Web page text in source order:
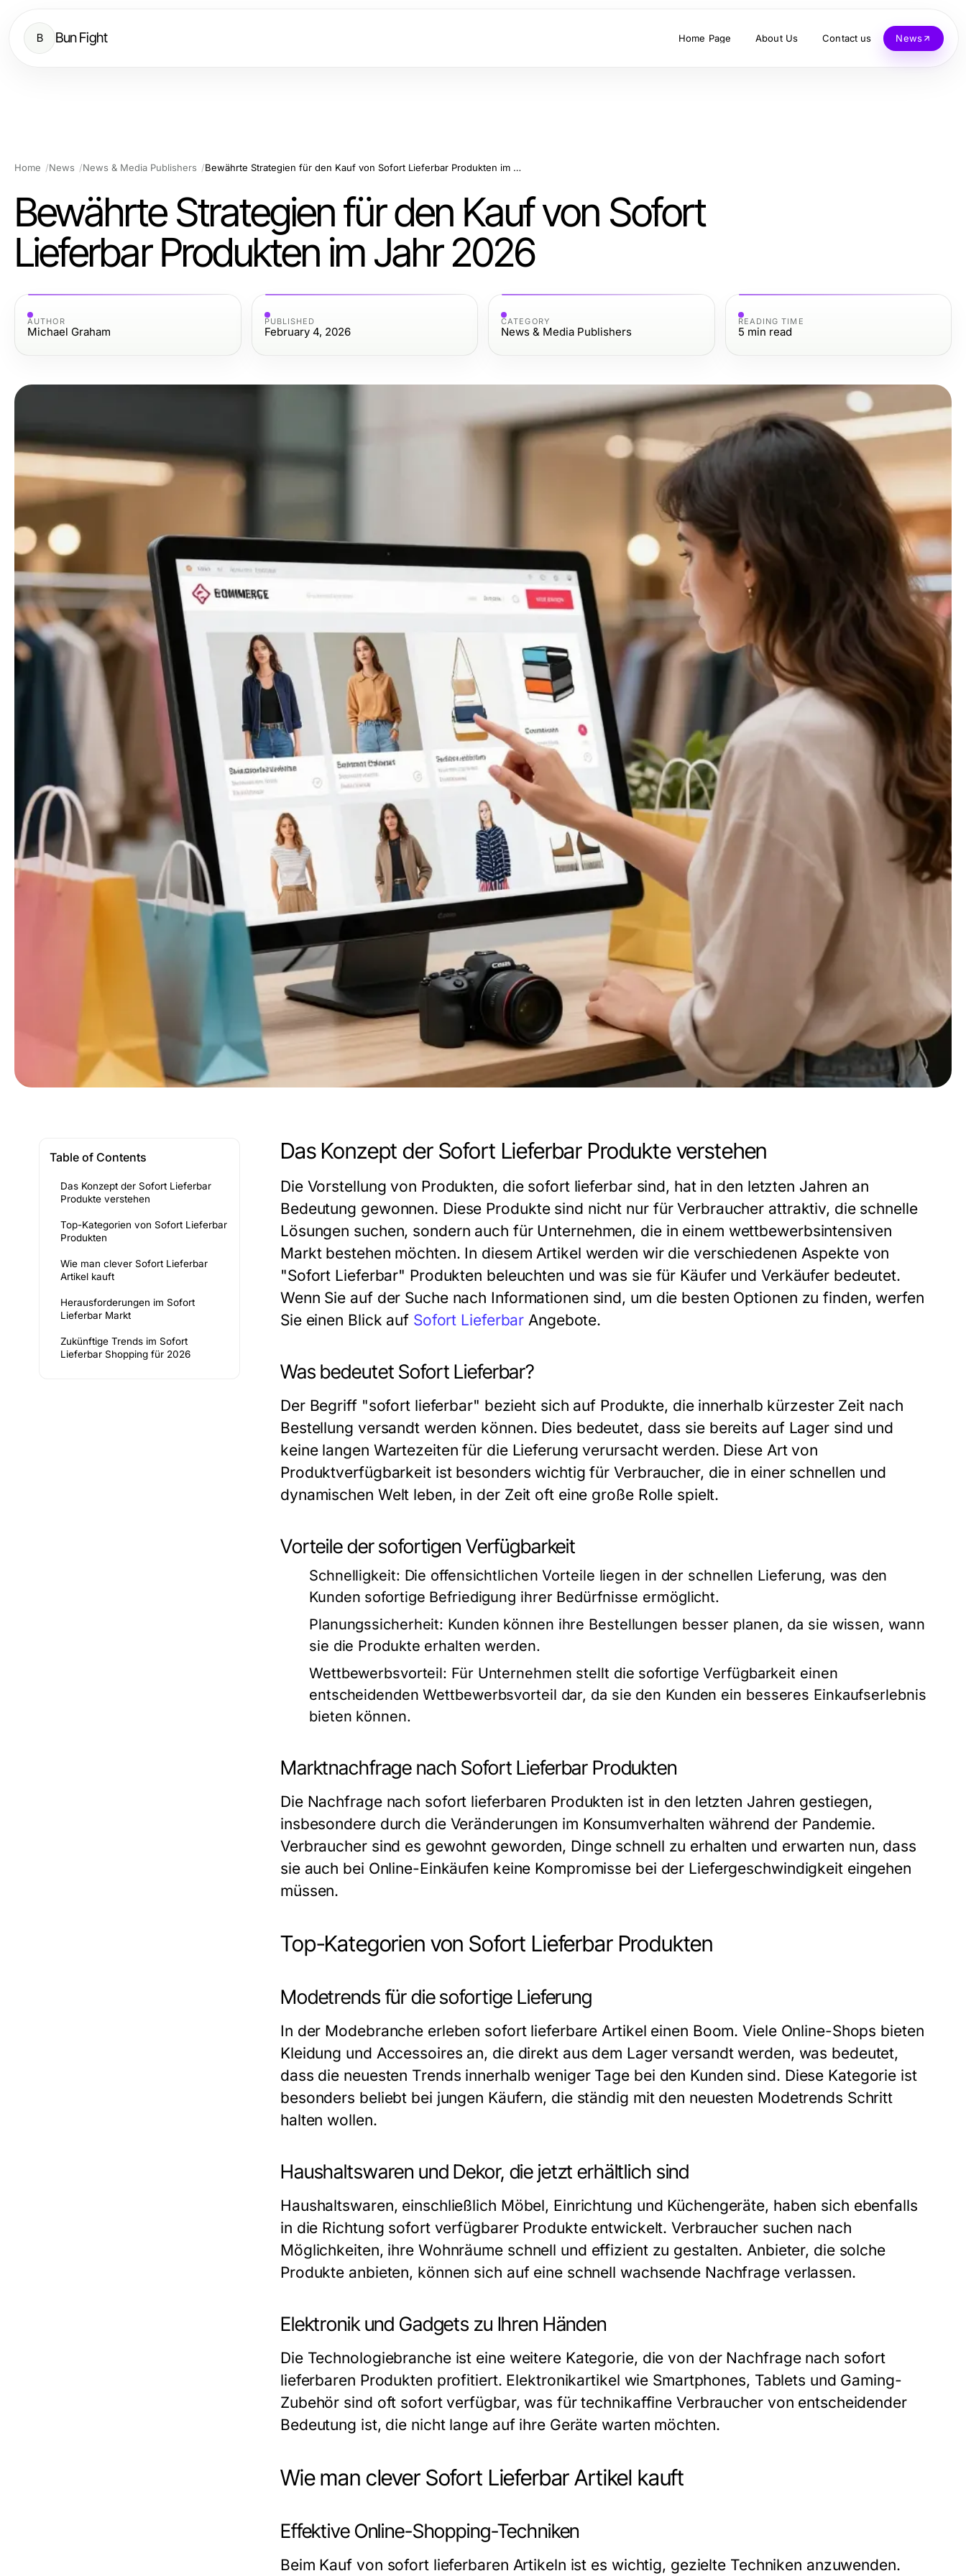
B Bun Fight Home Page About Us Contact us News
Home News News & Media Publishers Bewährte Strategien für den Kauf von Sofort Lieferbar Produkten im Jahr 2026
Bewährte Strategien für den Kauf von Sofort
Lieferbar Produkten im Jahr 2026
AUTHOR
Michael Graham
PUBLISHED
February 4, 2026
CATEGORY
News & Media Publishers
READING TIME
5 min read
Table of Contents
Das Konzept der Sofort Lieferbar
Produkte verstehen
Top-Kategorien von Sofort Lieferbar
Produkten
Wie man clever Sofort Lieferbar
Artikel kauft
Herausforderungen im Sofort
Lieferbar Markt
Zukünftige Trends im Sofort
Lieferbar Shopping für 2026
Das Konzept der Sofort Lieferbar Produkte verstehen
Die Vorstellung von Produkten, die sofort lieferbar sind, hat in den letzten Jahren an
Bedeutung gewonnen. Diese Produkte sind nicht nur für Verbraucher attraktiv, die schnelle
Lösungen suchen, sondern auch für Unternehmen, die in einem wettbewerbsintensiven
Markt bestehen möchten. In diesem Artikel werden wir die verschiedenen Aspekte von
"Sofort Lieferbar" Produkten beleuchten und was sie für Käufer und Verkäufer bedeutet.
Wenn Sie auf der Suche nach Informationen sind, um die besten Optionen zu finden, werfen
Sie einen Blick auf Sofort Lieferbar Angebote.
Was bedeutet Sofort Lieferbar?
Der Begriff "sofort lieferbar" bezieht sich auf Produkte, die innerhalb kürzester Zeit nach
Bestellung versandt werden können. Dies bedeutet, dass sie bereits auf Lager sind und
keine langen Wartezeiten für die Lieferung verursacht werden. Diese Art von
Produktverfügbarkeit ist besonders wichtig für Verbraucher, die in einer schnellen und
dynamischen Welt leben, in der Zeit oft eine große Rolle spielt.
Vorteile der sofortigen Verfügbarkeit
Schnelligkeit: Die offensichtlichen Vorteile liegen in der schnellen Lieferung, was den
Kunden sofortige Befriedigung ihrer Bedürfnisse ermöglicht.
Planungssicherheit: Kunden können ihre Bestellungen besser planen, da sie wissen, wann
sie die Produkte erhalten werden.
Wettbewerbsvorteil: Für Unternehmen stellt die sofortige Verfügbarkeit einen
entscheidenden Wettbewerbsvorteil dar, da sie den Kunden ein besseres Einkaufserlebnis
bieten können.
Marktnachfrage nach Sofort Lieferbar Produkten
Die Nachfrage nach sofort lieferbaren Produkten ist in den letzten Jahren gestiegen,
insbesondere durch die Veränderungen im Konsumverhalten während der Pandemie.
Verbraucher sind es gewohnt geworden, Dinge schnell zu erhalten und erwarten nun, dass
sie auch bei Online-Einkäufen keine Kompromisse bei der Liefergeschwindigkeit eingehen
müssen.
Top-Kategorien von Sofort Lieferbar Produkten
Modetrends für die sofortige Lieferung
In der Modebranche erleben sofort lieferbare Artikel einen Boom. Viele Online-Shops bieten
Kleidung und Accessoires an, die direkt aus dem Lager versandt werden, was bedeutet,
dass die neuesten Trends innerhalb weniger Tage bei den Kunden sind. Diese Kategorie ist
besonders beliebt bei jungen Käufern, die ständig mit den neuesten Modetrends Schritt
halten wollen.
Haushaltswaren und Dekor, die jetzt erhältlich sind
Haushaltswaren, einschließlich Möbel, Einrichtung und Küchengeräte, haben sich ebenfalls
in die Richtung sofort verfügbarer Produkte entwickelt. Verbraucher suchen nach
Möglichkeiten, ihre Wohnräume schnell und effizient zu gestalten. Anbieter, die solche
Produkte anbieten, können sich auf eine schnell wachsende Nachfrage verlassen.
Elektronik und Gadgets zu Ihren Händen
Die Technologiebranche ist eine weitere Kategorie, die von der Nachfrage nach sofort
lieferbaren Produkten profitiert. Elektronikartikel wie Smartphones, Tablets und Gaming-
Zubehör sind oft sofort verfügbar, was für technikaffine Verbraucher von entscheidender
Bedeutung ist, die nicht lange auf ihre Geräte warten möchten.
Wie man clever Sofort Lieferbar Artikel kauft
Effektive Online-Shopping-Techniken
Beim Kauf von sofort lieferbaren Artikeln ist es wichtig, gezielte Techniken anzuwenden.